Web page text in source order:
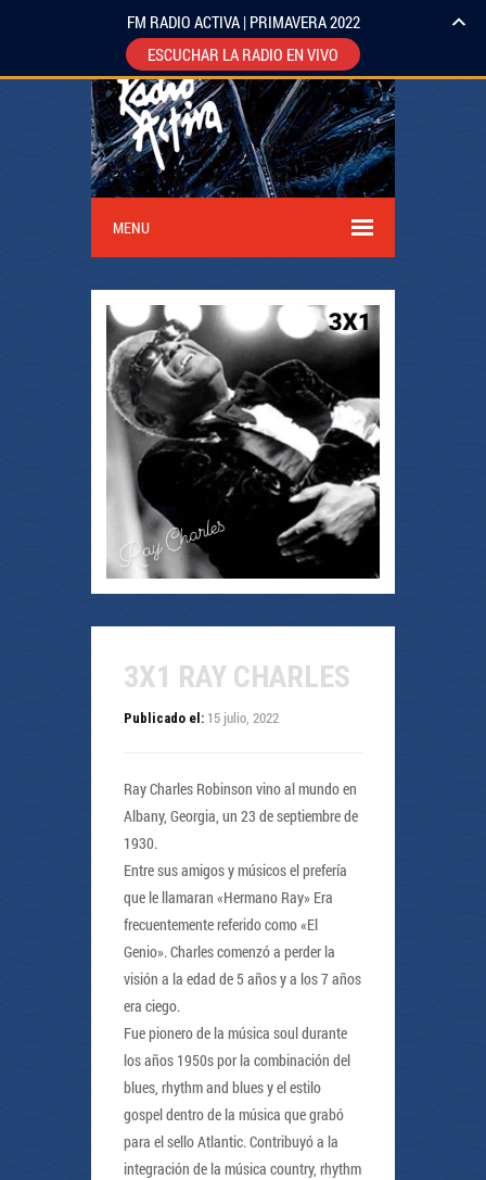
MENU
3X1 RAY CHARLES
Publicado el: 15 julio, 2022
Ray Charles Robinson vino al mundo en
Albany, Georgia, un 23 de septiembre de
1930.
Entre sus amigos y músicos el prefería
que le llamaran «Hermano Ray» Era
frecuentemente referido como «El
Genio». Charles comenzó a perder la
visión a la edad de 5 años y a los 7 años
era ciego.
Fue pionero de la música soul durante
los años 1950s por la combinación del
blues, rhythm and blues y el estilo
gospel dentro de la música que grabó
para el sello Atlantic. Contribuyó a la
integración de la música country, rhythm
FM RADIO ACTIVA | PRIMAVERA 2022
ESCUCHAR LA RADIO EN VIVO